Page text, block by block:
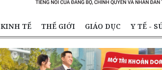
KINH TẾ THẾ GIỚI GIÁO DỤC Y TẾ -